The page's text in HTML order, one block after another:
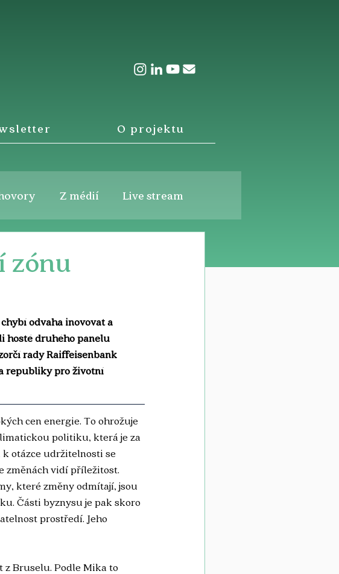
O projektu
Z médií Live stream
zónu
odvaha inovovat a
hosté druhého panelu
rady Raiffeisenbank
republiky pro životní
cen energie. To ohrožuje
politiku, která je za
otázce udržitelnosti se
změnách vidí příležitost.
které změny odmítají, jsou
Části byznysu je pak skoro
prostředí. Jeho
Bruselu. Podle Mika to